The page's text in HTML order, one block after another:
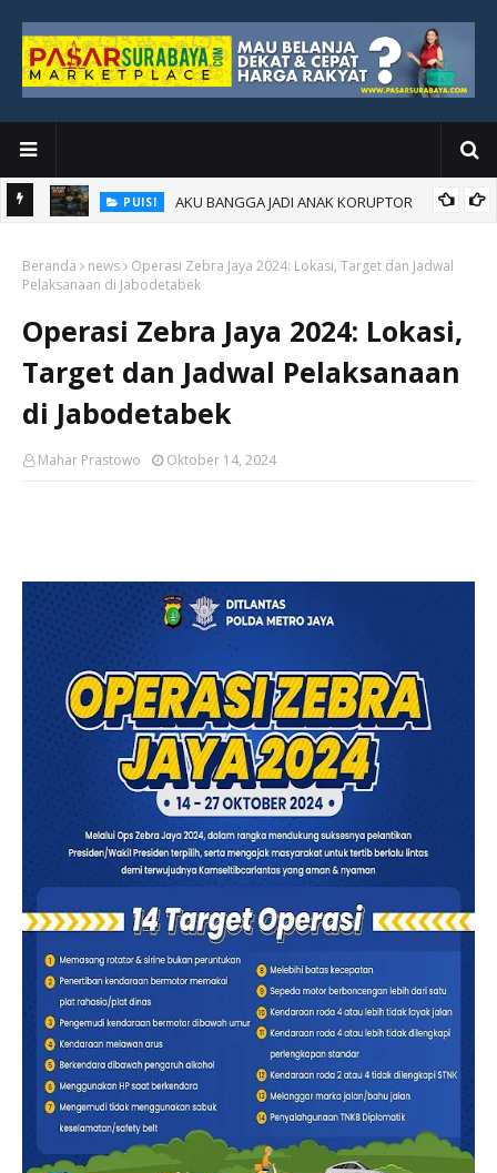
PUISI
AKU BANGGA JADI ANAK KORUPTOR
Beranda news
Operasi Zebra Jaya 2024: Lokasi, Target dan Jadwal
Pelaksanaan di Jabodetabek
Operasi Zebra Jaya 2024: Lokasi,
Target dan Jadwal Pelaksanaan
di Jabodetabek
Mahar Prastowo Oktober 14, 2024